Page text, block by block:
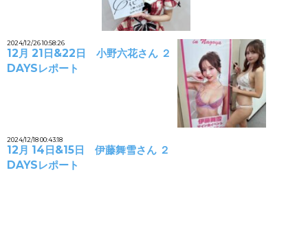
2024/12/26 10:58:26
12月 21日&22日 小野六花さん ２
DAYSレポート
2024/12/18 00:43:18
12月 14日&15日 伊藤舞雪さん ２
DAYSレポート